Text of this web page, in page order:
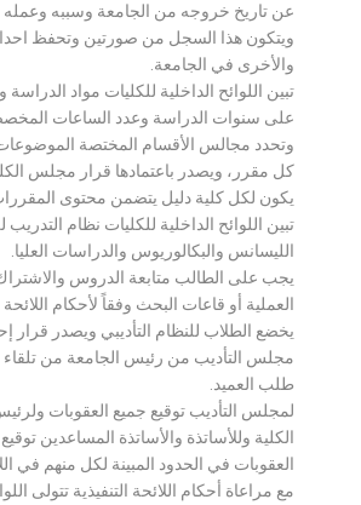
عن تاريخ خروجه من الجامعة وسببه وعمله
ويتكون هذا السجل من صورتين وتحفظ
والأخرى في الجامعة.
تبين اللوائح الداخلية للكليات مواد الدراسة
على سنوات الدراسة وعدد الساعات
وتحدد مجالس الأقسام المختصة
كل مقرر، ويصدر باعتمادها قرار مجلس
يكون لكل كلية دليل يتضمن محتوى
تبين اللوائح الداخلية للكليات نظام
الليسانس والبكالوريوس والدراسات العليا.
يجب على الطالب متابعة الدروس
العملية أو قاعات البحث وفقاً لأحكام اللائحة
يخضع الطلاب للنظام التأديبي ويصدر قرار
مجلس التأديب من رئيس الجامعة من تلقاء
طلب العميد.
لمجلس التأديب توقيع جميع العقوبات
الكلية وللأساتذة والأساتذة المساعدين
العقوبات في الحدود المبينة لكل منهم في
مع مراعاة أحكام اللائحة التنفيذية تتولى